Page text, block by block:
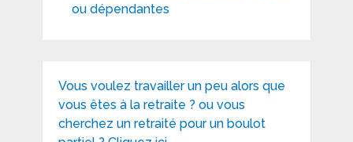
ou dépendantes
Vous voulez travailler un peu alors que
vous êtes à la retraite ? ou vous
cherchez un retraité pour un boulot